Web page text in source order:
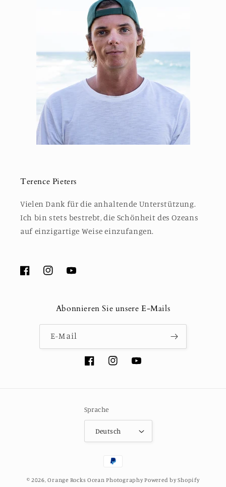
Terence Pieters
Vielen Dank für die anhaltende Unterstützung.
Ich bin stets bestrebt, die Schönheit des Ozeans
auf einzigartige Weise einzufangen.
FacebookInstagramYouTube
Abonnieren Sie unsere E-Mails
E-Mail
FacebookInstagramYouTube
Sprache
Deutsch
Zahlungsmethoden
© 2026,Orange Rocks Ocean PhotographyPowered by Shopify